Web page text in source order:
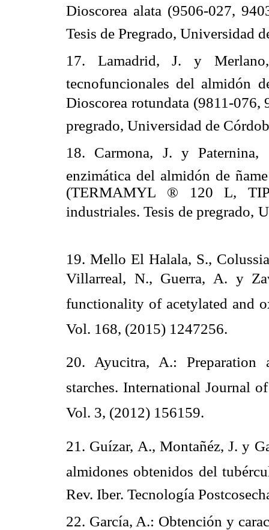
Dioscorea alata (9506-027,
Tesis de Pregrado, Universidad
17. Lamadrid, J. y
tecnofuncionales del almidón
Dioscorea rotundata (9811-076,
pregrado, Universidad de
18. Carmona, J. y
enzimática del almidón de
(TERMAMYL ® 120 L,
industriales. Tesis de
19. Mello El Halala, S.,
Villarreal, N., Guerra, A. y
functionality of acetylated and
Vol. 168, (2015) 1247256.
20. Ayucitra, A.:
starches. International Journal
Vol. 3, (2012) 156159.
21. Guízar, A., Montañéz, J. y
almidones obtenidos del
Rev. Iber. Tecnología
22. García, A.: Obtención y